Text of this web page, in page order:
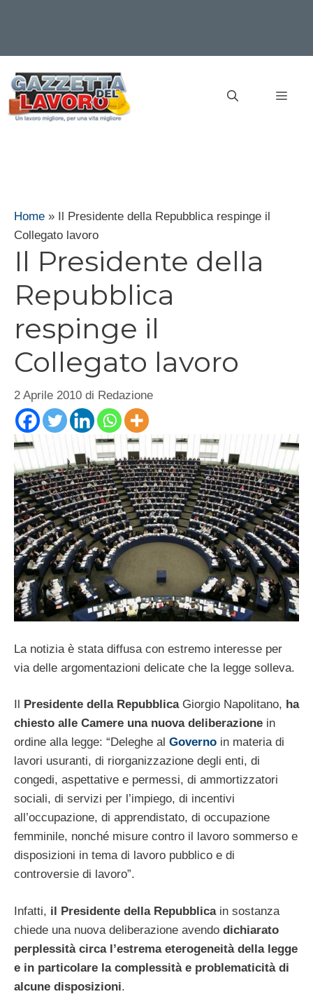
contenuto
Home »
Il Presidente della Repubblica respinge il
Collegato lavoro
Il Presidente della
Repubblica
respinge il
Collegato lavoro
2 Aprile 2010 di Redazione
La notizia è stata diffusa con estremo interesse per
via delle argomentazioni delicate che la legge solleva.
Presidente della RepubblicaGiorgio Napolitano, ha
chiesto alle Camere una nuova deliberazione in
ordine alla legge: “Deleghe al Governo in materia di
lavori usuranti, di riorganizzazione degli enti, di
congedi, aspettative e permessi, di ammortizzatori
sociali, di servizi per l’impiego, di incentivi
all’occupazione, di apprendistato, di occupazione
femminile, nonché misure contro il lavoro sommerso e
disposizioni in tema di lavoro pubblico e di
controversie di lavoro”.
Infatti, il Presidente della Repubblica in sostanza
chiede una nuova deliberazione avendo dichiarato
perplessità circa l’estrema eterogeneità della legge
e in particolare la complessità e problematicità di
alcune disposizioni.